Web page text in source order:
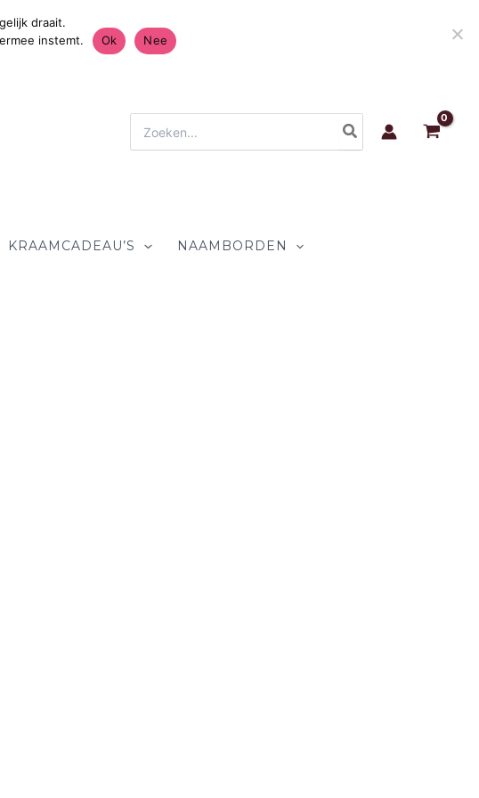
Gratis Verzending in Nederland & België 4.7/5 op
naar:
KRAAMCADEAU’S NAAMBORDEN
draait.
instemt.
Ok Nee